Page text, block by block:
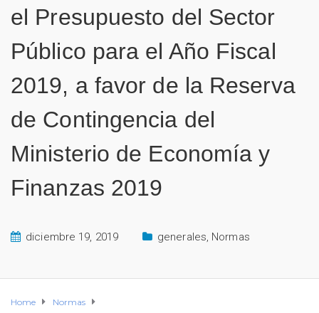
el Presupuesto del Sector
Público para el Año Fiscal
2019, a favor de la Reserva
de Contingencia del
Ministerio de Economía y
Finanzas 2019
diciembre 19, 2019 generales, Normas
Home
Normas